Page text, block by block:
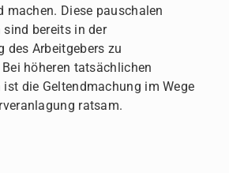
machen. Diese pauschalen
sind bereits in der
des Arbeitgebers zu
höheren tatsächlichen
die Geltendmachung im Wege
ratsam.